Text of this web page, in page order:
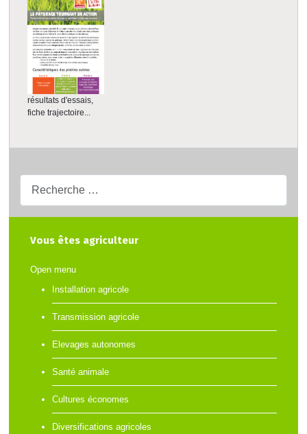
Vous êtes agriculteur
Open menu
Installation agricole
Transmission agricole
Elevages autonomes
Santé animale
Cultures économes
Diversifications agricoles
résultats d'essais,
fiche trajectoire...